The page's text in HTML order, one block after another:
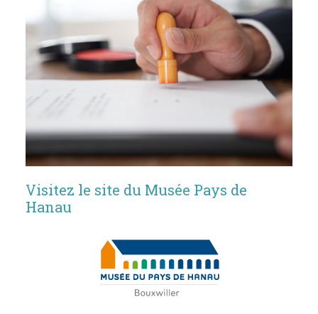
Visitez le site du Musée Pays de
Hanau